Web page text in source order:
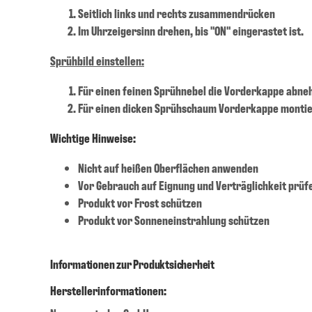
Seitlich links und rechts zusammendrücken
Im Uhrzeigersinn drehen, bis "ON" eingerastet ist.
Sprühbild einstellen:
Für einen feinen Sprühnebel die Vorderkappe
Für einen dicken Sprühschaum Vorderkappe
Wichtige Hinweise:
Nicht auf heißen Oberflächen anwenden
Vor Gebrauch auf Eignung und Verträglichkeit
Produkt vor Frost schützen
Produkt vor Sonneneinstrahlung schützen
Informationen zur Produktsicherheit
Herstellerinformationen: